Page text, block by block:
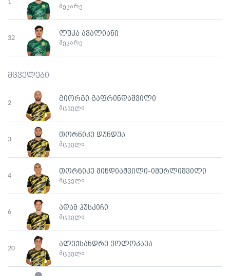
1
მეკარე
32
ლუკა ავალიანი
მეკარე
მცველები
2
გიორგი გაფრინდაშვილი
მცველი
3
თორნიკე დუნდუა
მცველი
4
თორნიკე მინდიაშვილი-იმერლიშვილი
მცველი
6
ადამ ჰუსკიჩი
მცველი
20
ალექსანდრე ჭოლოკავა
მცველი